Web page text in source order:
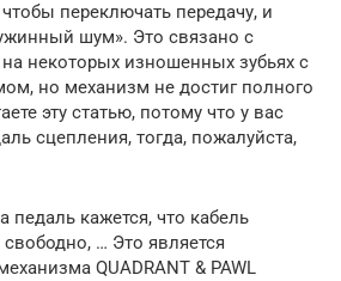
переключать передачу, и
шум». Это связано с
некоторых изношенных зубьях с
но механизм не достиг полного
эту статью, потому что у вас
сцепления, тогда, пожалуйста,
педаль кажется, что кабель
… Это является
QUADRANT & PAWL